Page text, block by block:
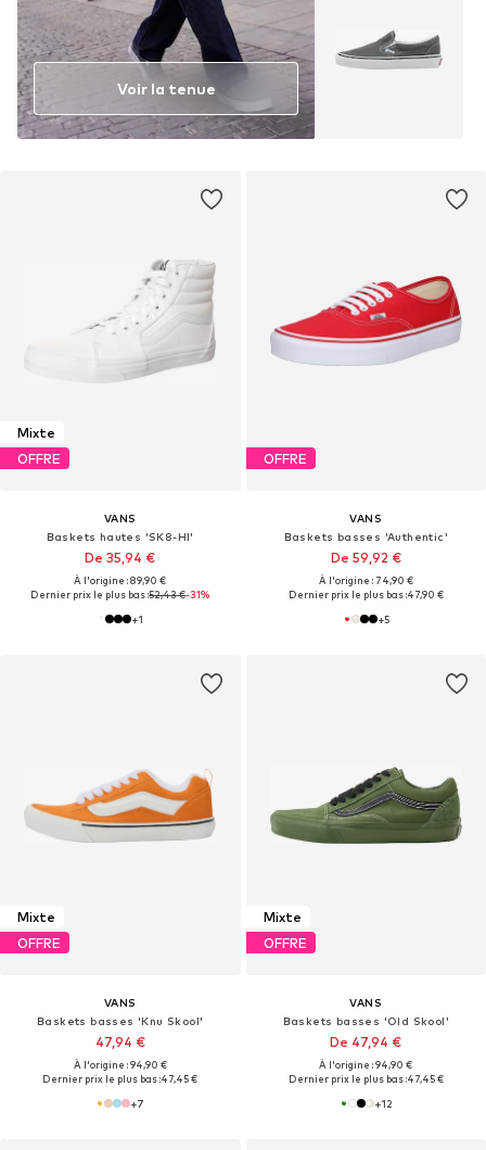
Mixte
OFFRE
VANS
Baskets hautes 'SK8-HI'
De 35,94 €
À l'origine : 89,90 €
Dernier prix le plus bas :52,43 €-31%
+1
Voir la tenue
OFFRE
VANS
Baskets basses 'Authentic'
De 59,92 €
À l'origine : 74,90 €
Dernier prix le plus bas :47,90 €
+5
Mixte
OFFRE
VANS
Baskets basses 'Knu Skool'
47,94 €
À l'origine : 94,90 €
Dernier prix le plus bas :47,45 €
+7
Mixte
OFFRE
VANS
Baskets basses 'Old Skool'
De 47,94 €
À l'origine : 94,90 €
Dernier prix le plus bas :47,45 €
+12